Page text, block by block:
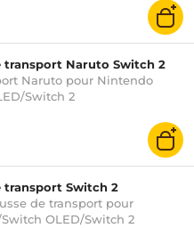
transport Naruto Switch 2
Naruto pour Nintendo
Switch 2
transport Switch 2
de transport pour
OLED/Switch 2